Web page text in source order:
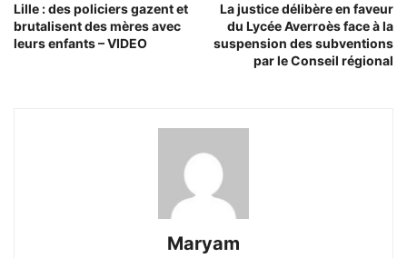
Lille : des policiers gazent et
brutalisent des mères avec
leurs enfants – VIDEO
La justice délibère en faveur
du Lycée Averroès face à la
suspension des subventions
par le Conseil régional
Maryam